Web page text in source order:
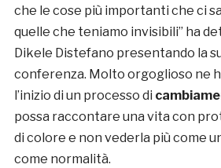
che le cose più importanti che ci
quelle che teniamo invisibili” ha
Dikele Distefano presentando la
conferenza. Molto orgoglioso ne
l’inizio di un processo di
possa raccontare una vita con
di colore e non vederla più come
come normalità.